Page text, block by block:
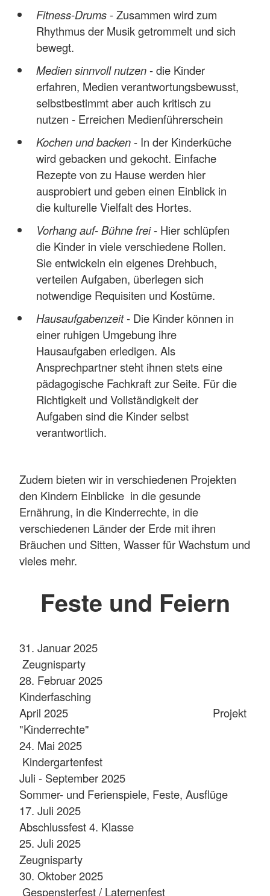
Fitness-Drums- Zusammen wird zum
Rhythmus der Musik getrommelt und sich
bewegt.
Medien sinnvoll nutzen- die Kinder
erfahren, Medien verantwortungsbewusst,
selbstbestimmt aber auch kritisch zu
nutzen - Erreichen Medienführerschein
Kochen und backen- In der Kinderküche
wird gebacken und gekocht. Einfache
Rezepte von zu Hause werden hier
ausprobiert und geben einen Einblick in
die kulturelle Vielfalt des Hortes.
Vorhang auf- Bühne frei- Hier schlüpfen
die Kinder in viele verschiedene Rollen.
Sie entwickeln ein eigenes Drehbuch,
verteilen Aufgaben, überlegen sich
notwendige Requisiten und Kostüme.
Hausaufgabenzeit- Die Kinder können in
einer ruhigen Umgebung ihre
Hausaufgaben erledigen. Als
Ansprechpartner steht ihnen stets eine
pädagogische Fachkraft zur Seite. Für die
Richtigkeit und Vollständigkeit der
Aufgaben sind die Kinder selbst
verantwortlich.
Zudem bieten wir in verschiedenen Projekten
den Kindern Einblicke in die gesunde
Ernährung, in die Kinderrechte, in die
verschiedenen Länder der Erde mit ihren
Bräuchen und Sitten, Wasser für Wachstum und
vieles mehr.
Feste und Feiern
31. Januar 2025
Zeugnisparty
28. Februar 2025
Kinderfasching
April 2025 Projekt
"Kinderrechte"
24. Mai 2025
Kindergartenfest
Juli - September 2025
Sommer- und Ferienspiele, Feste, Ausflüge
17. Juli 2025
Abschlussfest 4. Klasse
25. Juli 2025
Zeugnisparty
30. Oktober 2025
Gespensterfest / Laternenfest